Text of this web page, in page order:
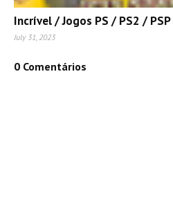
Incrível / Jogos PS / PS2 /
July 31, 2023
0 Comentários